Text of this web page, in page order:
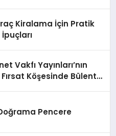
Kiralama İçin Pratik
Vakfı Yayınları’nın
Köşesinde Bülent
Pencere